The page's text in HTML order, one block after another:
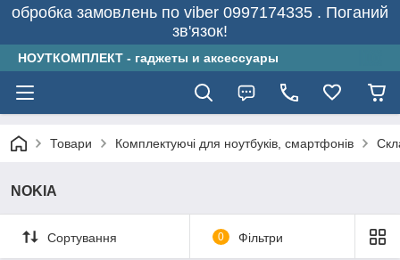
обробка замовлень по viber 0997174335 . Поганий
зв'язок!
НОУТКОМПЛЕКТ - гаджеты и аксессуары
Товари Комплектуючі для ноутбуків, смартфонів
NOKIA
Сортування 0 Фільтри